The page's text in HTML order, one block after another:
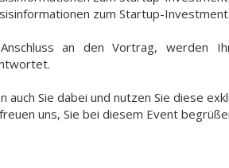
zum Startup-
an den Vortrag, werden
auch Sie dabei und nutzen Sie diese
uns, Sie bei diesem Event